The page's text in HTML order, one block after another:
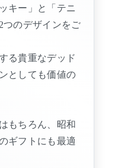
キー」と「テニ
つのデザインをご
る貴重なデッド
としても価値の
もちろん、昭和
ギフトにも最適